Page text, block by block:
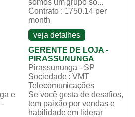
somos um grupo só...
Contrato : 1750.14 per
month
veja detalhes
e
GERENTE DE LOJA -
PIRASSUNUNGA
Pirassununga - SP
Sociedade : VMT
Telecomunicações
Se você gosta de desafios,
tem paixão por vendas e
habilidade em liderar